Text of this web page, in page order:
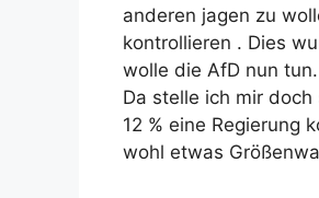
anderen jagen zu
kontrollieren . Dies
wolle die AfD nun tun.
Da stelle ich mir
12 % eine Regierung
wohl etwas